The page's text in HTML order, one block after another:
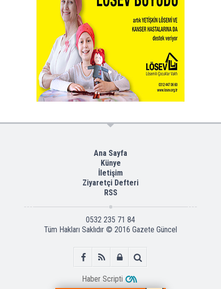
Ana Sayfa
Künye
İletişim
Ziyaretçi Defteri
RSS
0532 235 71 84
Tüm Hakları Saklıdır © 2016 Gazete Güncel
Haber Scripti